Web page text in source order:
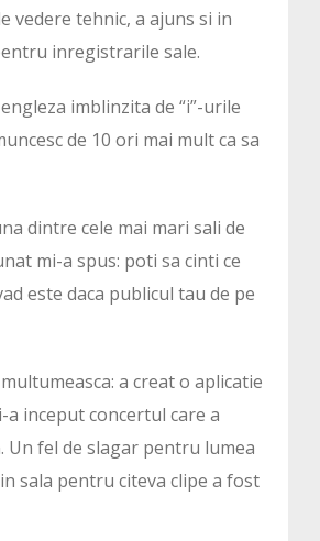
vedere tehnic, a ajuns si in
inregistrarile sale.
imblinzita de “i”-urile
de 10 ori mai mult ca sa
dintre cele mai mari sali de
mi-a spus: poti sa cinti ce
este daca publicul tau de pe
a creat o aplicatie
inceput concertul care a
Un fel de slagar pentru lumea
sala pentru citeva clipe a fost